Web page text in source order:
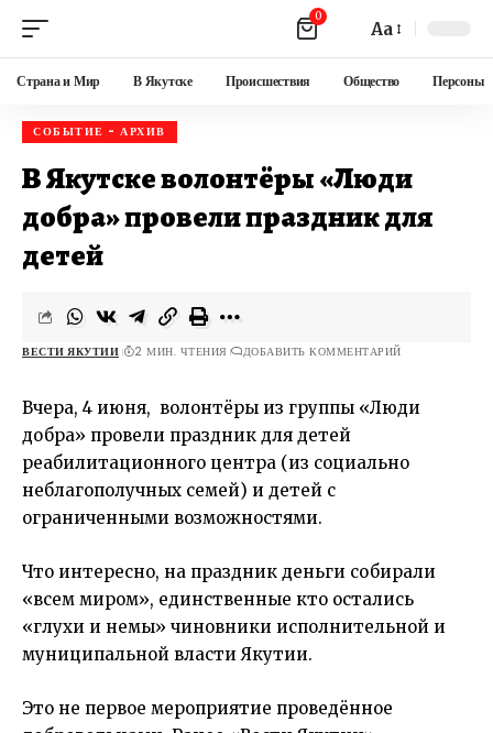
0
Aa
Страна и Мир В Якутске Происшествия Общество Персоны
СОБЫТИЕ - АРХИВ
В Якутске волонтёры «Люди
добра» провели праздник для
детей
ВЕСТИ ЯКУТИИ 2 МИН. ЧТЕНИЯ ДОБАВИТЬ КОММЕНТАРИЙ
Вчера, 4 июня, волонтёры из группы «Люди
добра» провели праздник для детей
реабилитационного центра (из социально
неблагополучных семей) и детей с
ограниченными возможностями.
Что интересно, на праздник деньги собирали
«всем миром», единственные кто остались
«глухи и немы» чиновники исполнительной и
муниципальной власти Якутии.
Это не первое мероприятие проведённое